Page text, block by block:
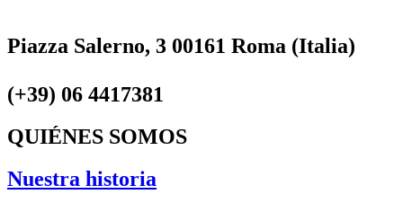
Piazza Salerno, 3 00161 Roma (Italia)
(+39) 06 4417381
QUIÉNES SOMOS
Nuestra historia